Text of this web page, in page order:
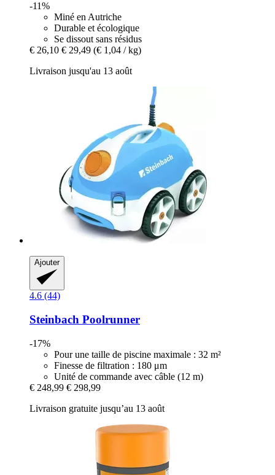
-11%
Miné en Autriche
Durable et écologique
Se dissout sans résidus
€ 26,10 € 29,49 (€ 1,04 / kg)
Livraison jusqu'au 13 août
Ajouter
4.6 (44)
Steinbach Poolrunner
-17%
Pour une taille de piscine maximale : 32 m²
Finesse de filtration : 180 μm
Unité de commande avec câble (12 m)
€ 248,99 € 298,99
Livraison gratuite jusqu’au 13 août